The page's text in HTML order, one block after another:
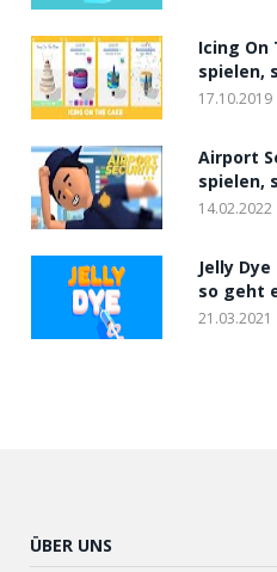
Icing On
spielen,
17.10.2019
Airport
spielen,
14.02.2022
Jelly
so geht
21.03.2021
ÜBER UNS